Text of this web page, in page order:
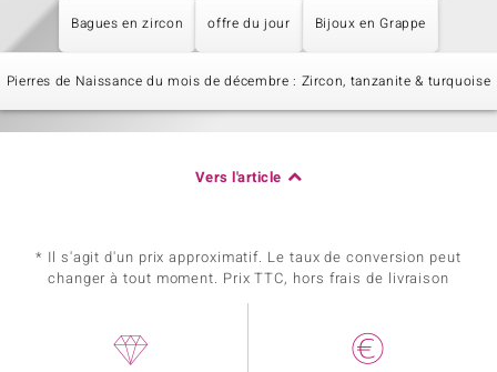
Bagues en zircon offre du jour Bijoux en Grappe
Pierres de Naissance du mois de décembre : Zircon, tanzanite & turquoise
Vers l'article
* Il s'agit d'un prix approximatif. Le taux de conversion peut
changer à tout moment. Prix TTC, hors frais de livraison